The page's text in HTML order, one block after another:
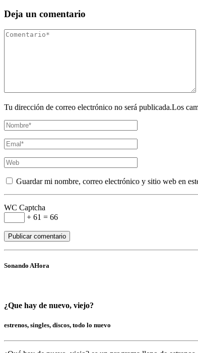
Deja un comentario
Tu dirección de correo electrónico no será publicada.Los
Guardar mi nombre, correo electrónico y sitio web en
WC Captcha
+ 61 = 66
Sonando AHora
¿Que hay de nuevo, viejo?
estrenos, singles, discos, todo lo nuevo